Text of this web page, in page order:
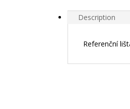
Description
Referenční